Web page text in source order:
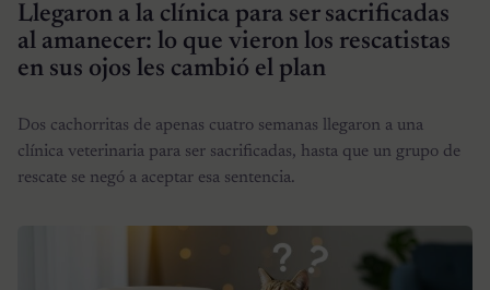
Llegaron a la clínica para ser sacrificadas
al amanecer: lo que vieron los rescatistas
en sus ojos les cambió el plan
Dos cachorritas de apenas cuatro semanas llegaron a una
clínica veterinaria para ser sacrificadas, hasta que un grupo de
rescate se negó a aceptar esa sentencia.